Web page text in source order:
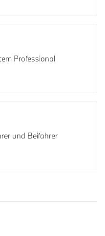
Professional
und Beifahrer